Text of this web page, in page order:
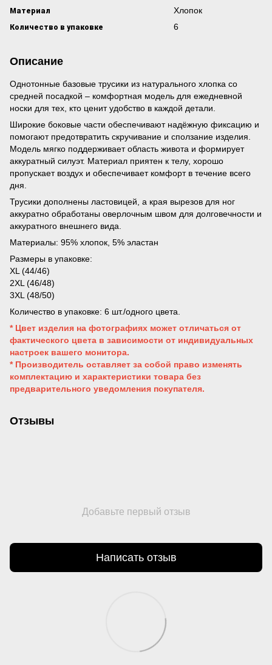
Материал Хлопок
Количество в упаковке 6
Описание
Однотонные базовые трусики из натурального хлопка со
средней посадкой – комфортная модель для ежедневной
носки для тех, кто ценит удобство в каждой детали.
Широкие боковые части обеспечивают надёжную фиксацию и
помогают предотвратить скручивание и сползание изделия.
Модель мягко поддерживает область живота и формирует
аккуратный силуэт. Материал приятен к телу, хорошо
пропускает воздух и обеспечивает комфорт в течение всего
дня.
Трусики дополнены ластовицей, а края вырезов для ног
аккуратно обработаны оверлочным швом для долговечности и
аккуратного внешнего вида.
Материалы: 95% хлопок, 5% эластан
Размеры в упаковке:
XL (44/46)
2XL (46/48)
3XL (48/50)
Количество в упаковке: 6 шт./одного цвета.
* Цвет изделия на фотографиях может отличаться от
фактического цвета в зависимости от индивидуальных
настроек вашего монитора.
* Производитель оставляет за собой право изменять
комплектацию и характеристики товара без
предварительного уведомления покупателя.
Отзывы
Добавьте первый отзыв
Написать отзыв